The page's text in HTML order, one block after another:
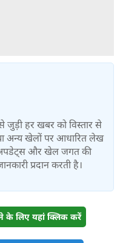
जुड़ी हर खबर को विस्तार से
अन्य खेलों पर आधारित लेख
और खेल जगत की
प्रदान करती है।
के लिए यहां क्लिक करें